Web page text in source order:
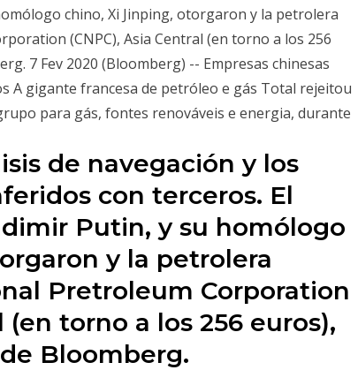
chino, Xi Jinping, otorgaron y la petrolera
(CNPC), Asia Central (en torno a los 256
7 Fev 2020 (Bloomberg) -- Empresas chinesas
A gigante francesa de petróleo e gás Total rejeitou
para gás, fontes renováveis e energia, durante
de navegación y los
con terceros. El
Putin, y su homólogo
y la petrolera
Pretroleum Corporation
(en torno a los 256 euros),
Bloomberg.